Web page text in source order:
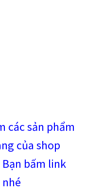
các sản phẩm
của shop
Bạn bấm link